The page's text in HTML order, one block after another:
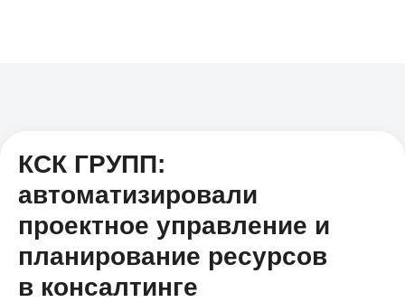
КСК ГРУПП:
автоматизировали
проектное управление и
планирование ресурсов
в консалтинге